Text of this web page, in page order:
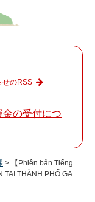
の受付につ
せのRSS
>
【Phiên bản Tiếng
TAI THÀNH PHỐ GA